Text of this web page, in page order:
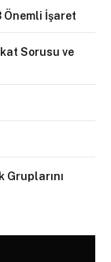
Önemli İşaret
Sorusu ve
Gruplarını